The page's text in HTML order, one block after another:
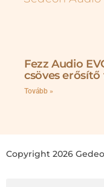
Fezz Audio
csöves erősítő
Tovább »
Copyright 2026